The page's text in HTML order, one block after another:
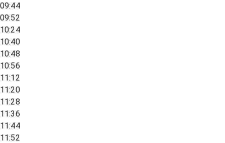
09:44
09:52
10:24
10:40
10:48
10:56
11:12
11:20
11:28
11:36
11:44
11:52